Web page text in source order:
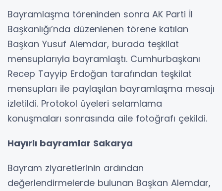
Bayramlaşma töreninden sonra AK Parti İl
Başkanlığı’nda düzenlenen törene katılan
Başkan Yusuf Alemdar, burada teşkilat
mensuplarıyla bayramlaştı. Cumhurbaşkanı
Recep Tayyip Erdoğan tarafından teşkilat
mensupları ile paylaşılan bayramlaşma mesajı
izletildi. Protokol üyeleri selamlama
konuşmaları sonrasında aile fotoğrafı çekildi.
Hayırlı bayramlar Sakarya
Bayram ziyaretlerinin ardından
değerlendirmelerde bulunan Başkan Alemdar,